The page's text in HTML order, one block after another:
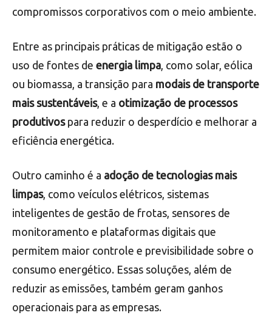
compromissos corporativos com o meio ambiente.
Entre as principais práticas de mitigação estão o
uso de fontes de energia limpa, como solar, eólica
ou biomassa, a transição para modais de transporte
mais sustentáveis, e a otimização de processos
produtivospara reduzir o desperdício e melhorar a
eficiência energética.
Outro caminho é a adoção de tecnologias mais
limpas, como veículos elétricos, sistemas
inteligentes de gestão de frotas, sensores de
monitoramento e plataformas digitais que
permitem maior controle e previsibilidade sobre o
consumo energético. Essas soluções, além de
reduzir as emissões, também geram ganhos
operacionais para as empresas.